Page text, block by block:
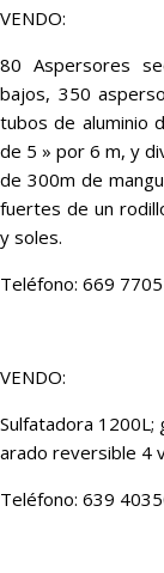
VENDO:
80 Aspersores
bajos, 350
tubos de aluminio
de 5 » por 6 m, y
de 300m de
fuertes de un
y soles.
Teléfono: 669
VENDO:
Sulfatadora
arado reversible 4
Teléfono: 639